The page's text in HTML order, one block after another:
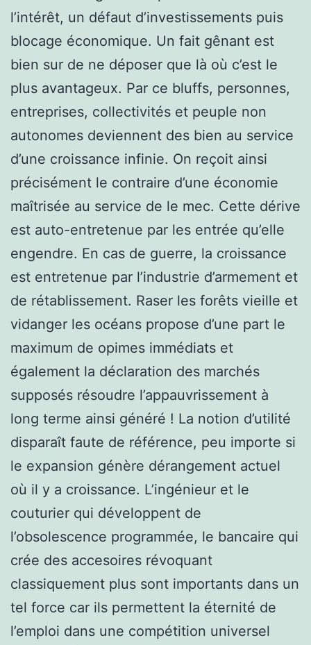
l’intérêt, un défaut d’investissements puis
blocage économique. Un fait gênant est
bien sur de ne déposer que là où c’est le
plus avantageux. Par ce bluffs, personnes,
entreprises, collectivités et peuple non
autonomes deviennent des bien au service
d’une croissance infinie. On reçoit ainsi
précisément le contraire d’une économie
maîtrisée au service de le mec. Cette dérive
est auto-entretenue par les entrée qu’elle
engendre. En cas de guerre, la croissance
est entretenue par l’industrie d’armement et
de rétablissement. Raser les forêts vieille et
vidanger les océans propose d’une part le
maximum de opimes immédiats et
également la déclaration des marchés
supposés résoudre l’appauvrissement à
long terme ainsi généré ! La notion d’utilité
disparaît faute de référence, peu importe si
le expansion génère dérangement actuel
où il y a croissance. L’ingénieur et le
couturier qui développent de
l’obsolescence programmée, le bancaire qui
crée des accesoires révoquant
classiquement plus sont importants dans un
tel force car ils permettent la éternité de
l’emploi dans une compétition universel